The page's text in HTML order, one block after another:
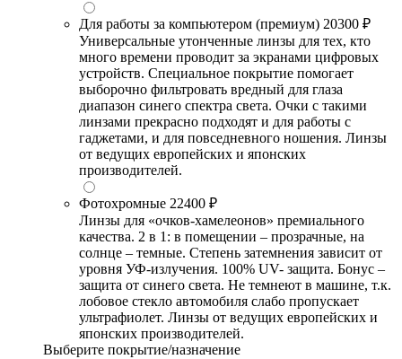
Для работы за компьютером (премиум) 20300 ₽
Универсальные утонченные линзы для тех, кто
много времени проводит за экранами цифровых
устройств. Специальное покрытие помогает
выборочно фильтровать вредный для глаза
диапазон синего спектра света. Очки с такими
линзами прекрасно подходят и для работы с
гаджетами, и для повседневного ношения. Линзы
от ведущих европейских и японских
производителей.
Фотохромные 22400 ₽
Линзы для «очков-хамелеонов» премиального
качества. 2 в 1: в помещении – прозрачные, на
солнце – темные. Степень затемнения зависит от
уровня УФ-излучения. 100% UV- защита. Бонус –
защита от синего света. Не темнеют в машине, т.к.
лобовое стекло автомобиля слабо пропускает
ультрафиолет. Линзы от ведущих европейских и
японских производителей.
Выберите покрытие/назначение